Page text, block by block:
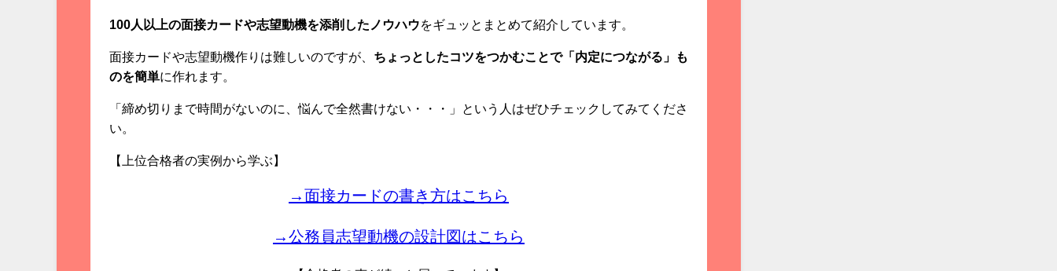
100人以上の面接カードや志望動機を添削したノウハウをギュッとまとめて紹介しています。
面接カードや志望動機作りは難しいのですが、 ちょっとしたコツをつかむことで「内定につながる」も
のを簡単に作れます。
「締め切りまで時間がないのに、悩んで全然書けない・・・」という人はぜひチェックしてみてくださ
い。
【上位合格者の実例から学ぶ】
→面接カードの書き方はこちら
→公務員志望動機の設計図はこちら